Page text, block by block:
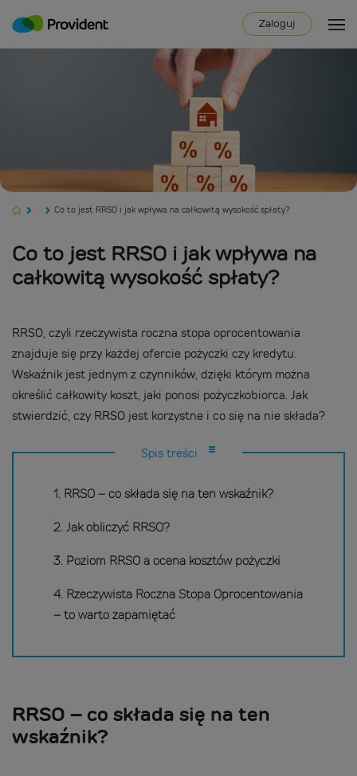
Zaloguj
... Co to jest RRSO i jak wpływa na całkowitą wysokość spłaty?
Co to jest RRSO i jak wpływa na
całkowitą wysokość spłaty?
RRSO, czyli rzeczywista roczna stopa oprocentowania
znajduje się przy każdej ofercie pożyczki czy kredytu.
Wskaźnik jest jednym z czynników, dzięki którym można
określić całkowity koszt, jaki ponosi pożyczkobiorca. Jak
stwierdzić, czy RRSO jest korzystne i co się na nie składa?
Spis treści
1. RRSO – co składa się na ten wskaźnik?
2. Jak obliczyć RRSO?
3. Poziom RRSO a ocena kosztów pożyczki
4. Rzeczywista Roczna Stopa Oprocentowania
– to warto zapamiętać
RRSO – co składa się na ten
wskaźnik?